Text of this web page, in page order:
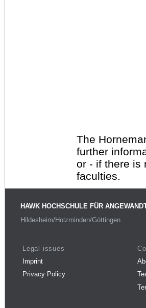
The
further
or - if there is
faculties.
HAWK HOCHSCHULE FÜR
Hildesheim/Holzminden/Göttingen
Legal issues
Imprint
Privacy Policy